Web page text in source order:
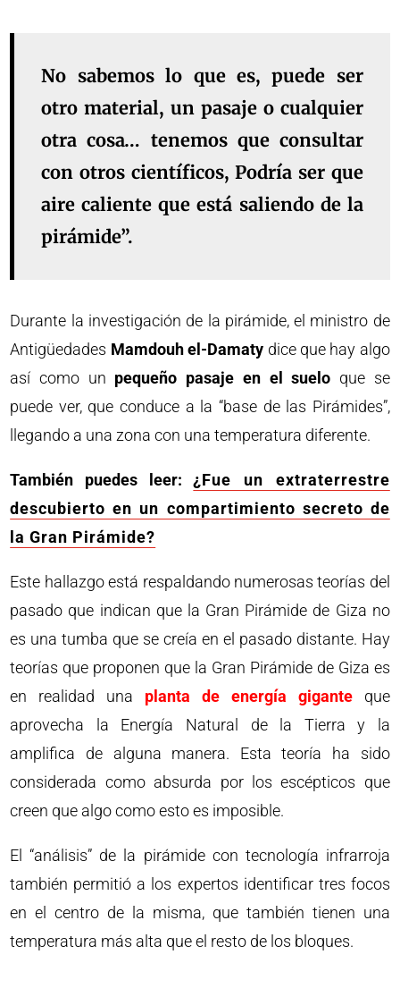
No sabemos lo que es, puede ser
otro material, un pasaje o cualquier
otra cosa… tenemos que consultar
con otros científicos, Podría ser que
aire caliente que está saliendo de la
pirámide”.
Durante la investigación de la pirámide, el ministro de
Antigüedades Mamdouh el-Damaty dice que hay algo
así como un pequeño pasaje en el suelo que se
puede ver, que conduce a la “base de las Pirámides”,
llegando a una zona con una temperatura diferente.
También puedes leer:
¿Fue un extraterrestre
descubierto en un compartimiento secreto de
la Gran Pirámide?
Este hallazgo está respaldando numerosas teorías del
pasado que indican que la Gran Pirámide de Giza no
es una tumba que se creía en el pasado distante. Hay
teorías que proponen que la Gran Pirámide de Giza es
en realidad una planta de energía giganteque
aprovecha la Energía Natural de la Tierra y la
amplifica de alguna manera. Esta teoría ha sido
considerada como absurda por los escépticos que
creen que algo como esto es imposible.
El “análisis” de la pirámide con tecnología infrarroja
también permitió a los expertos identificar tres focos
en el centro de la misma, que también tienen una
temperatura más alta que el resto de los bloques.